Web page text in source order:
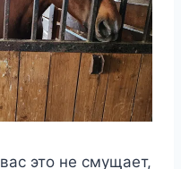
это не смущает,